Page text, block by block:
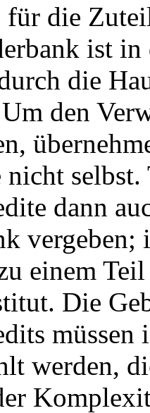
für die
ist
die
den
dann
vergeben;
einem
Die
werden,